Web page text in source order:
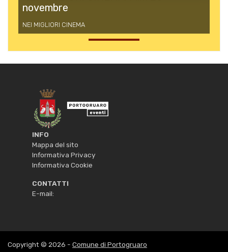
novembre
NEI MIGLIORI CINEMA
INFO
Mappa del sito
Informativa Privacy
Informativa Cookie
CONTATTI
E-mail:
Copyright © 2026 - Comune di Portogruaro